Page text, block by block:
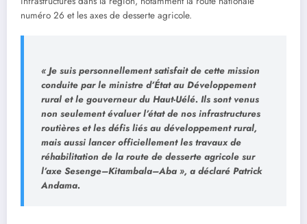
numéro 26 et les axes de desserte agricole.
« Je suis personnellement satisfait de cette mission
conduite par le ministre d’État au Développement
rural et le gouverneur du Haut-Uélé. Ils sont venus
non seulement évaluer l’état de nos infrastructures
routières et les défis liés au développement rural,
mais aussi lancer officiellement les travaux de
réhabilitation de la route de desserte agricole sur
l’axe Sesenge–Kitambala–Aba », a déclaré Patrick
Andama.